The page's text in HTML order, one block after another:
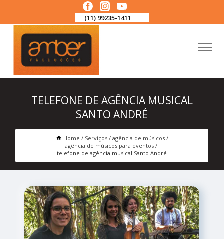
(11) 99235-1411
TELEFONE DE AGÊNCIA MUSICAL
SANTO ANDRÉ
Home Serviços
agência de músicos
agência de músicos para eventos
telefone de agência musical Santo André